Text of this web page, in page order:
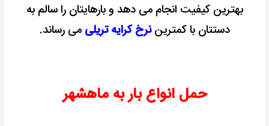
بهترین کیفیت انجام می دهد و بارهایتان را سالم به
دستتان با کمتریننرخ کرایه تریلی می رساند.
حمل انواع بار به ماهشهر